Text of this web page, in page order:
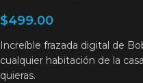
$499.00
Increíble frazada digital de
cualquier habitación de la
quieras.